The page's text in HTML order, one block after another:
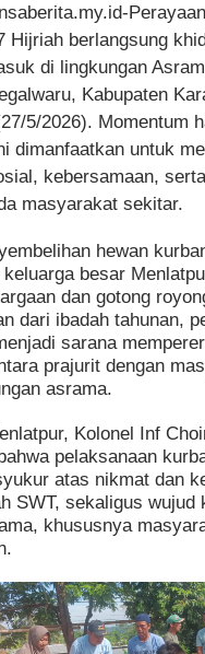
Hijriah berlangsung
di lingkungan
Kabupaten
5/2026). Momentum
dimanfaatkan untuk
kebersamaan,
masyarakat sekitar.
hewan
besar
dan gotong
dari ibadah tahunan,
sarana
prajurit dengan
asrama.
Kolonel Inf
pelaksanaan
atas nikmat dan
SWT, sekaligus wujud
khususnya